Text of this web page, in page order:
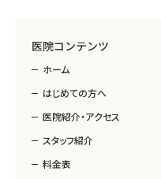
医院コンテンツ
ホーム
はじめての方へ
医院紹介・アクセス
スタッフ紹介
料金表